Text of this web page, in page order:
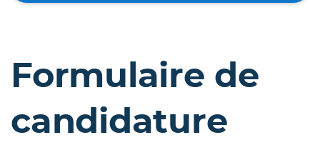
Formulaire de
candidature